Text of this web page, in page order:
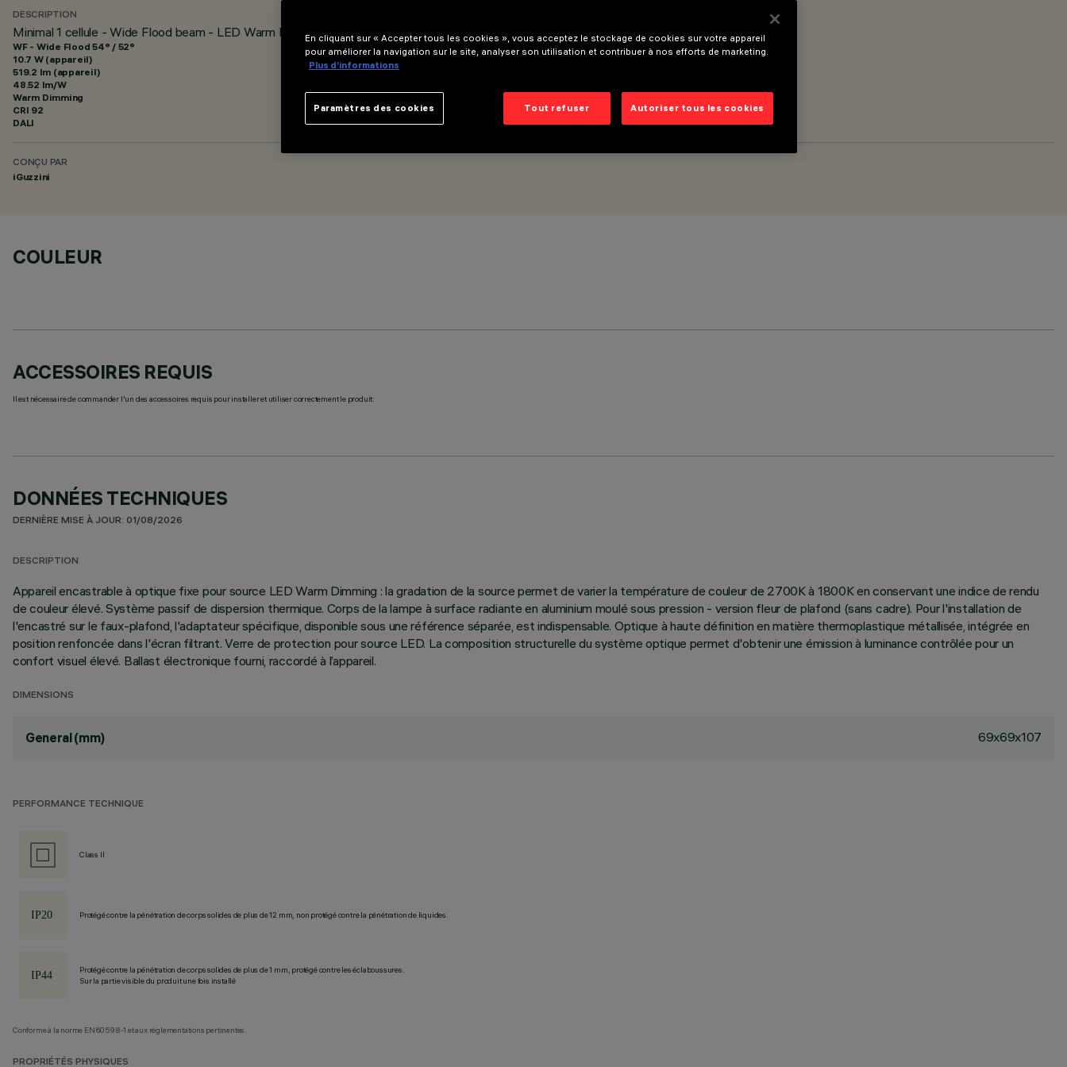
DESCRIPTION
Minimal 1 cellule - Wide Flood beam - LED Warm Dimming
WF - Wide Flood 54° / 52°
10.7 W (appareil)
519.2 lm (appareil)
48.52 lm/W
Warm Dimming
CRI 92
DALI
CONÇU PAR
iGuzzini
COULEUR
ACCESSOIRES REQUIS
Il est nécessaire de commander l'un des accessoires requis pour installer et utiliser correctement le produit:
DONNÉES TECHNIQUES
DERNIÈRE MISE À JOUR: 01/08/2026
DESCRIPTION
Appareil encastrable à optique fixe pour source LED Warm Dimming : la gradation de la source permet de varier la température de couleur de 2700K à 1800K en conservant une indice de rendu
de couleur élevé. Système passif de dispersion thermique. Corps de la lampe à surface radiante en aluminium moulé sous pression - version fleur de plafond (sans cadre). Pour l'installation de
l'encastré sur le faux-plafond, l'adaptateur spécifique, disponible sous une référence séparée, est indispensable. Optique à haute définition en matière thermoplastique métallisée, intégrée en
position renfoncée dans l'écran filtrant. Verre de protection pour source LED. La composition structurelle du système optique permet d'obtenir une émission à luminance contrôlée pour un
confort visuel élevé. Ballast électronique fourni, raccordé à l’appareil.
DIMENSIONS
General (mm) 69x69x107
PERFORMANCE TECHNIQUE
Class II
Protégé contre la pénétration de corps solides de plus de 12 mm, non protégé contre la pénétration de liquides.
Protégé contre la pénétration de corps solides de plus de 1 mm, protégé contre les éclaboussures.
Sur la partie visible du produit une fois installé
Conforme à la norme EN60598-1 et aux réglementations pertinentes.
PROPRIÉTÉS PHYSIQUES
En cliquant sur « Accepter tous les cookies », vous acceptez le stockage de cookies sur votre appareil
pour améliorer la navigation sur le site, analyser son utilisation et contribuer à nos efforts de marketing.
Plus d’informations
Tout refuser Autoriser tous les cookies
Paramètres des cookies